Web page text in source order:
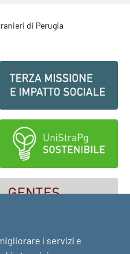
di Perugia
i servizi e